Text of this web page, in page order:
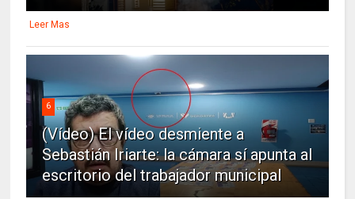
Leer Mas
6
(Vídeo) El vídeo desmiente a
Sebastián Iriarte: la cámara sí apunta al
escritorio del trabajador municipal